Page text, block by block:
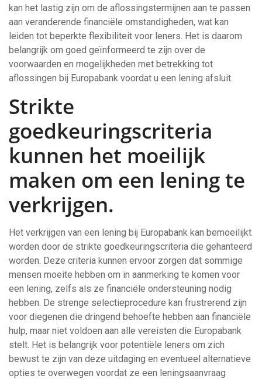
kan het lastig zijn om de aflossingstermijnen aan te passen
aan veranderende financiële omstandigheden, wat kan
leiden tot beperkte flexibiliteit voor leners. Het is daarom
belangrijk om goed geïnformeerd te zijn over de
voorwaarden en mogelijkheden met betrekking tot
aflossingen bij Europabank voordat u een lening afsluit.
Strikte
goedkeuringscriteria
kunnen het moeilijk
maken om een lening te
verkrijgen.
Het verkrijgen van een lening bij Europabank kan bemoeilijkt
worden door de strikte goedkeuringscriteria die gehanteerd
worden. Deze criteria kunnen ervoor zorgen dat sommige
mensen moeite hebben om in aanmerking te komen voor
een lening, zelfs als ze financiële ondersteuning nodig
hebben. De strenge selectieprocedure kan frustrerend zijn
voor diegenen die dringend behoefte hebben aan financiële
hulp, maar niet voldoen aan alle vereisten die Europabank
stelt. Het is belangrijk voor potentiële leners om zich
bewust te zijn van deze uitdaging en eventueel alternatieve
opties te overwegen voordat ze een leningsaanvraag